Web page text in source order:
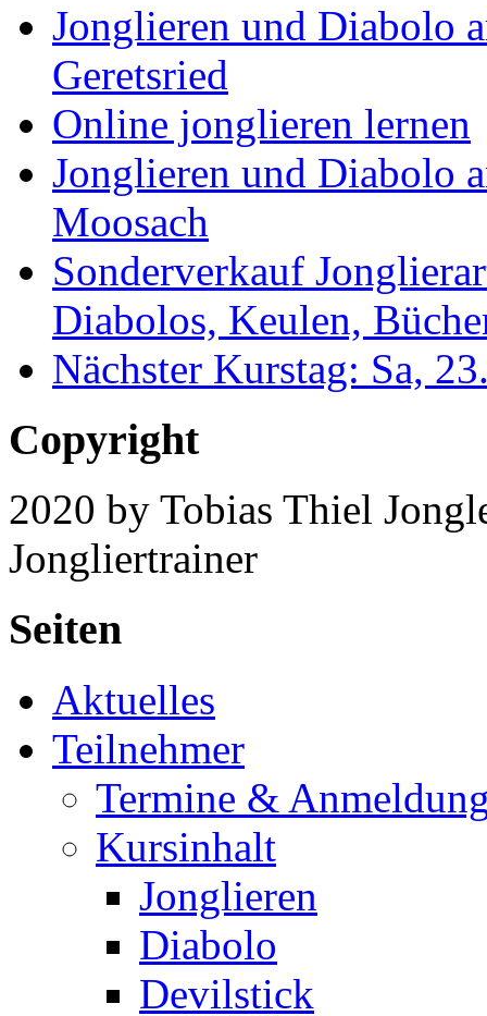
Jonglieren und Diabolo
Geretsried
Online jonglieren lernen
Jonglieren und Diabolo
Moosach
Sonderverkauf
Diabolos, Keulen,
Nächster Kurstag: Sa,
Copyright
2020 by Tobias Thiel
Jongliertrainer
Seiten
Aktuelles
Teilnehmer
Termine &
Kursinhalt
Jonglieren
Diabolo
Devilstick